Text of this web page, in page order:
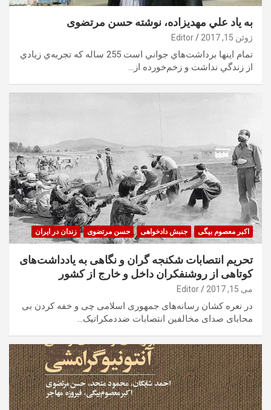
به ياد علي مهديزاده، نوشته حسن مرتضوی
ژوئن 15, 2017 Editor
تمام اينها برداشت‌هاي جواني است 255 ساله كه تجربه‌ي زيادي
از زندگي نداشت و زخم‌خورده از…
اکبر معصوم بیگی جنبش دادخواهی حسن مرتضوی زندان در ایران
تحریم انتصابات شکنجه گران و نگاهی به یادداشت‌های
کوتاهی از روشنفکران داخل و خارج از کشور
می 15, 2017 Editor
در نعره کشان رسانه‌های جمهوری اسلامی چی و خفه کردن بی
محابای صدای مخالفین انتصابات ضددمکراتیک…